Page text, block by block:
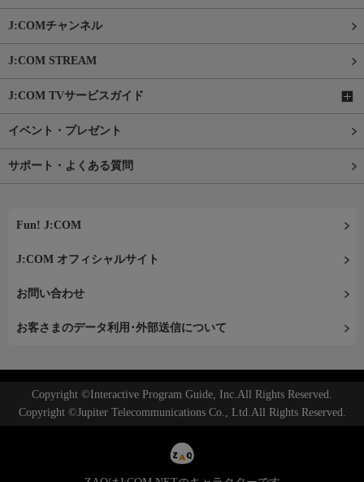
J:COMチャンネル
J:COM STREAM
J:COM TVサービスガイド
イベント・プレゼント
サポート・よくある質問
Fun! J:COM
J:COM オフィシャルサイト
お問い合わせ
お客さまのデータ利用･外部送信について
Copyright ©Interactive Program Guide, Inc.All Rights Reserved.
Copyright ©Jupiter Telecommunications Co., Ltd.All Rights Reserved.